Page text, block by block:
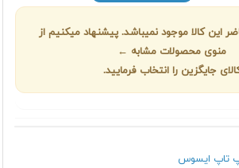
این کالا موجود نمیباشد. پیشنهاد میکنیم از
منوی محصولات مشابه ←
جایگزین را انتخاب فرمایید.
تاپ ایسوس